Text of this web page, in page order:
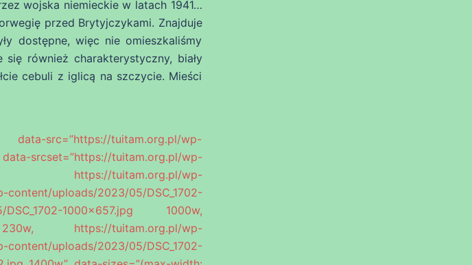
wojska niemieckie w latach 1941…
przed Brytyjczykami. Znajduje
dostępne, więc nie omieszkaliśmy
również charakterystyczny, biały
cebuli z iglicą na szczycie. Mieści
tuitam.org.pl/wp-
tuitam.org.pl/wp-
https://tuitam.org.pl/wp-
uploads/2023/05/DSC_1702-
1000×657.jpg 1000w,
230w, https://tuitam.org.pl/wp-
uploads/2023/05/DSC_1702-